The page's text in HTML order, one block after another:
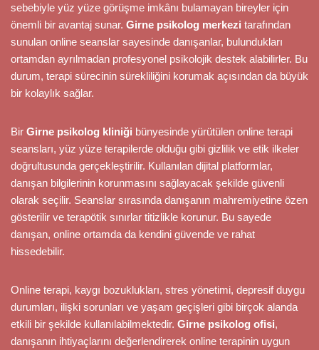
sebebiyle yüz yüze görüşme imkânı bulamayan bireyler için
önemli bir avantaj sunar. Girne psikolog merkezi tarafından
sunulan online seanslar sayesinde danışanlar, bulundukları
ortamdan ayrılmadan profesyonel psikolojik destek alabilirler. Bu
durum, terapi sürecinin sürekliliğini korumak açısından da büyük
bir kolaylık sağlar.
Bir Girne psikolog kliniği bünyesinde yürütülen online terapi
seansları, yüz yüze terapilerde olduğu gibi gizlilik ve etik ilkeler
doğrultusunda gerçekleştirilir. Kullanılan dijital platformlar,
danışan bilgilerinin korunmasını sağlayacak şekilde güvenli
olarak seçilir. Seanslar sırasında danışanın mahremiyetine özen
gösterilir ve terapötik sınırlar titizlikle korunur. Bu sayede
danışan, online ortamda da kendini güvende ve rahat
hissedebilir.
Online terapi, kaygı bozuklukları, stres yönetimi, depresif duygu
durumları, ilişki sorunları ve yaşam geçişleri gibi birçok alanda
etkili bir şekilde kullanılabilmektedir. Girne psikolog ofisi,
danışanın ihtiyaçlarını değerlendirerek online terapinin uygun